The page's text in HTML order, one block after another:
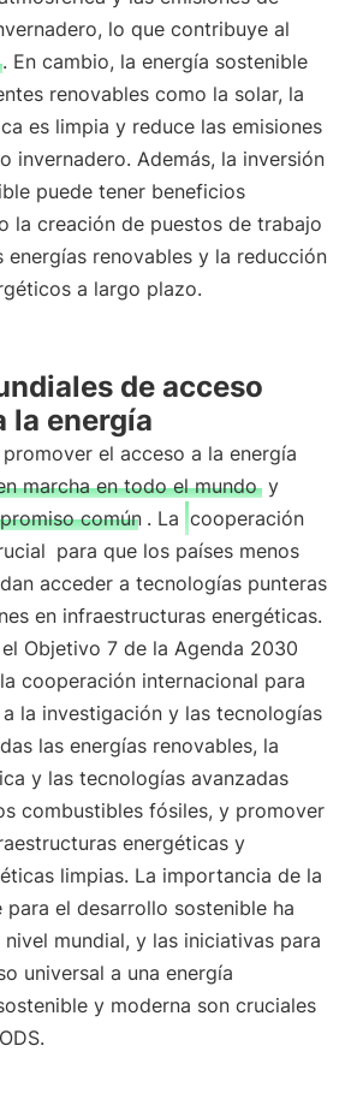
lo que contribuye al
. En cambio, la energía sostenible
renovables como la solar, la
es limpia y reduce las emisiones
invernadero. Además, la inversión
puede tener beneficios
la creación de puestos de trabajo
energías renovables y la reducción
a largo plazo.
de acceso
la energía
el acceso a la energía
marcha en todo el mundo y
común . La cooperación
para que los países menos
acceder a tecnologías punteras
en infraestructuras energéticas.
Objetivo 7 de la Agenda 2030
cooperación internacional para
la investigación y las tecnologías
las energías renovables, la
y las tecnologías avanzadas
combustibles fósiles, y promover
energéticas y
limpias. La importancia de la
para el desarrollo sostenible ha
mundial, y las iniciativas para
universal a una energía
y moderna son cruciales